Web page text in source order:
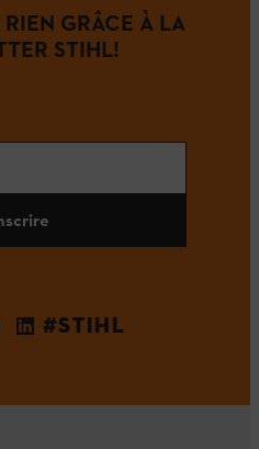
RIEN GRÂCE À LA
STIHL!
#STIHL